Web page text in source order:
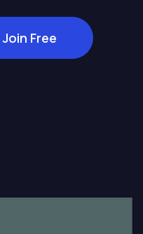
Join Free